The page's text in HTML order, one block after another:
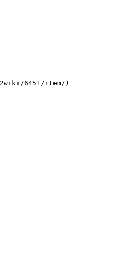
6451/item/)